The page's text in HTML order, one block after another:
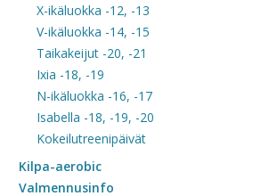
X-ikäluokka -12, -13
V-ikäluokka -14, -15
Taikakeijut -20, -21
Ixia -18, -19
N-ikäluokka -16, -17
Isabella -18, -19, -20
Kokeilutreenipäivät
Kilpa-aerobic
Valmennusinfo